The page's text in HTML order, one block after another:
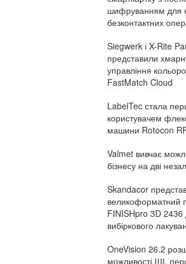
шифруванням для
безконтактних
Siegwerk і X-Rite
представили
управління
FastMatch Cloud
LabelTec стала
користувачем
машини Rotocon
Valmet вивчає
бізнесу на дві
Skandacor
великоформатний
FINISHpro 3D
вибіркового
OneVision 26.2
можливості ШІ,